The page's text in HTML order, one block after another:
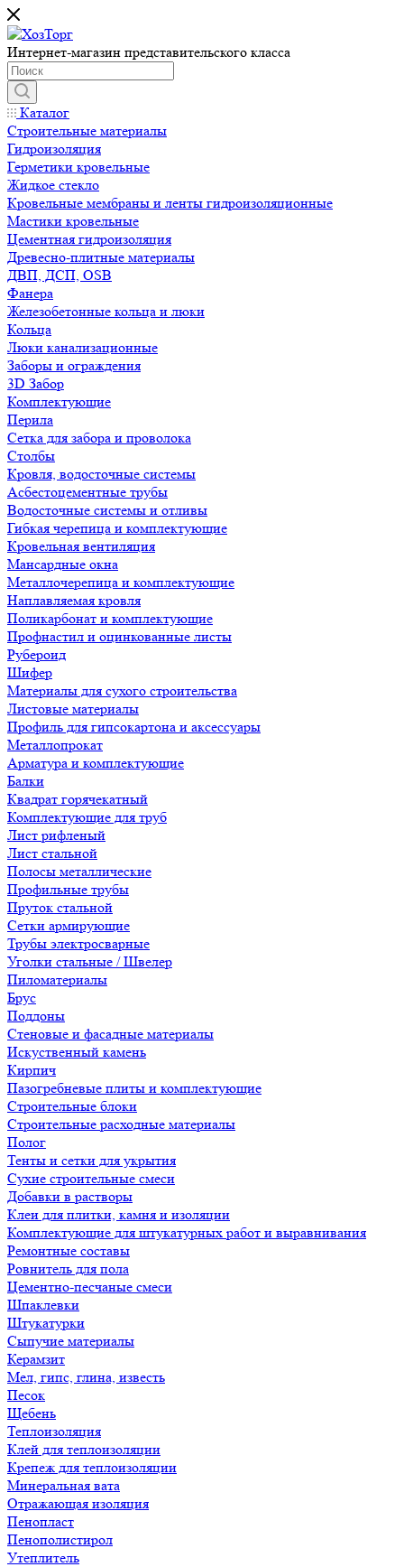
Интернет-магазин представительского класса
Каталог
Строительные материалы
Гидроизоляция
Герметики кровельные
Жидкое стекло
Кровельные мембраны и ленты гидроизоляционные
Мастики кровельные
Цементная гидроизоляция
Древесно-плитные материалы
ДВП, ДСП, OSB
Фанера
Железобетонные кольца и люки
Кольца
Люки канализационные
Заборы и ограждения
3D Забор
Комплектующие
Перила
Сетка для забора и проволока
Столбы
Кровля, водосточные системы
Асбестоцементные трубы
Водосточные системы и отливы
Гибкая черепица и комплектующие
Кровельная вентиляция
Мансардные окна
Металлочерепица и комплектующие
Наплавляемая кровля
Поликарбонат и комплектующие
Профнастил и оцинкованные листы
Рубероид
Шифер
Материалы для сухого строительства
Листовые материалы
Профиль для гипсокартона и аксессуары
Металлопрокат
Арматура и комплектующие
Балки
Квадрат горячекатный
Комплектующие для труб
Лист рифленый
Лист стальной
Полосы металлические
Профильные трубы
Пруток стальной
Сетки армирующие
Трубы электросварные
Уголки стальные / Швелер
Пиломатериалы
Брус
Поддоны
Стеновые и фасадные материалы
Искуственный камень
Кирпич
Пазогребневые плиты и комплектующие
Строительные блоки
Строительные расходные материалы
Полог
Тенты и сетки для укрытия
Сухие строительные смеси
Добавки в растворы
Клеи для плитки, камня и изоляции
Комплектующие для штукатурных работ и выравнивания
Ремонтные составы
Ровнитель для пола
Цементно-песчаные смеси
Шпаклевки
Штукатурки
Сыпучие материалы
Керамзит
Мел, гипс, глина, известь
Песок
Щебень
Теплоизоляция
Клей для теплоизоляции
Крепеж для теплоизоляции
Минеральная вата
Отражающая изоляция
Пенопласт
Пенополистирол
Утеплитель